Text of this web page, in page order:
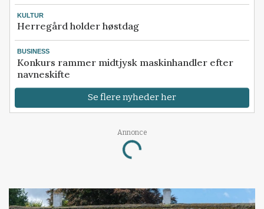
KULTUR
Herregård holder høstdag
BUSINESS
Konkurs rammer midtjysk maskinhandler efter
navneskifte
Se flere nyheder her
Annonce
Loading...